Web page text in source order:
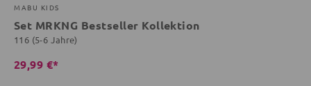
MABU KIDS
Set MRKNG Bestseller Kollektion
116 (5-6 Jahre)
29,99 €*